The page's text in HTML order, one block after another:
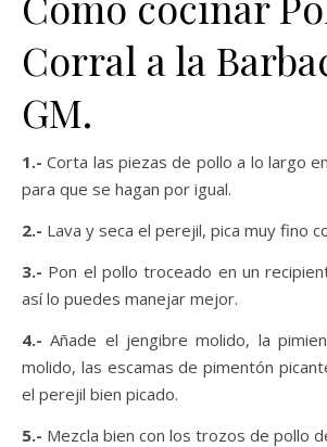
Corral a la
GM.
1.- Corta las piezas de pollo a lo largo
para que se hagan por igual.
2.- Lava y seca el perejil, pica muy fino
3.- Pon el pollo troceado en un
así lo puedes manejar mejor.
4.- Añade el jengibre molido, la
molido, las escamas de pimentón
el perejil bien picado.
5.- Mezcla bien con los trozos de pollo